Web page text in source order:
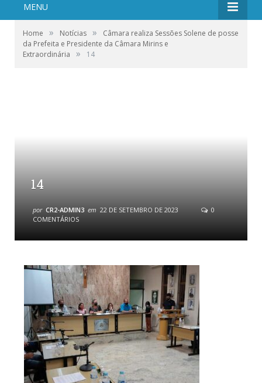
MENU
Home » Notícias »
Câmara realiza Sessões Solene de posse
da Prefeita e Presidente da Câmara Mirins e
Extraordinária
» 14
14
por CR2-ADMIN3 em 22 DE SETEMBRO DE 2023
0
COMENTÁRIOS